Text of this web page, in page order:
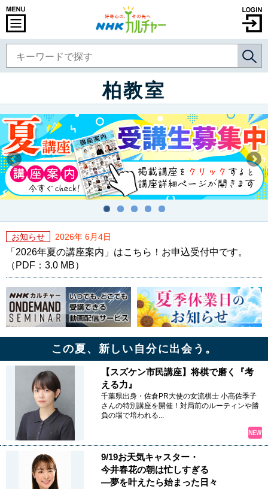
柏教室
お知らせ 2026年 6月4日
「2026年夏の講座案内」はこちら！お申込受付中です。
（PDF：3.0 MB）
この夏、新しい自分に出会う。
【スズケン市民講座】将棋で磨く『考
える力』
千葉県出身・佐倉PR大使の女流棋士 小髙佐季子
さんの特別講座を開催！対局前のルーティンや勝
負の場で培われる...
9/19お天気キャスター・
今井春花の朝は忙しすぎる
―夢を叶えたら始まった日々